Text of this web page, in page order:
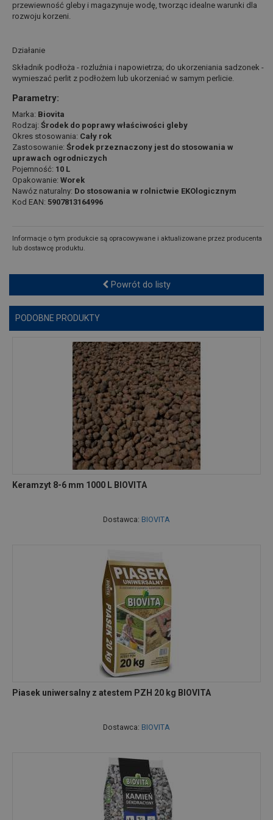
przewiewność gleby i magazynuje wodę, tworząc idealne warunki dla
rozwoju korzeni.
Działanie
Składnik podłoża - rozluźnia i napowietrza; do ukorzeniania sadzonek -
wymieszać perlit z podłożem lub ukorzeniać w samym perlicie.
Parametry:
Marka: Biovita
Rodzaj: Środek do poprawy właściwości gleby
Okres stosowania: Cały rok
Zastosowanie: Środek przeznaczony jest do stosowania w
uprawach ogrodniczych
Pojemność: 10 L
Opakowanie: Worek
Nawóz naturalny: Do stosowania w rolnictwie EKOlogicznym
Kod EAN: 5907813164996
Informacje o tym produkcie są opracowywane i aktualizowane przez producenta
lub dostawcę produktu.
Powrót do listy
PODOBNE PRODUKTY
Keramzyt 8-6 mm 1000 L BIOVITA
Dostawca: BIOVITA
Piasek uniwersalny z atestem PZH 20 kg BIOVITA
Dostawca: BIOVITA